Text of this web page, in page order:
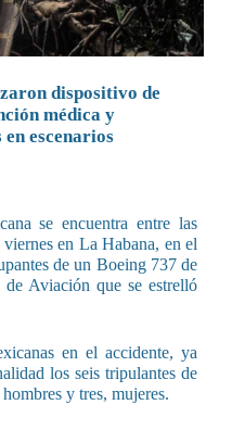
dispositivo de
médica y
escenarios
se encuentra entre las
en La Habana, en el
de un Boeing 737 de
Aviación que se estrelló
en el accidente, ya
los seis tripulantes de
y tres, mujeres.